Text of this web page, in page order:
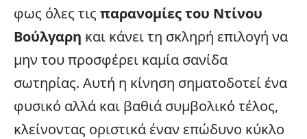
φως όλες τις παρανομίες του Ντίνου
Βούλγαρη και κάνει τη σκληρή επιλογή να
μην του προσφέρει καμία σανίδα
σωτηρίας. Αυτή η κίνηση σηματοδοτεί ένα
φυσικό αλλά και βαθιά συμβολικό τέλος,
κλείνοντας οριστικά έναν επώδυνο κύκλο